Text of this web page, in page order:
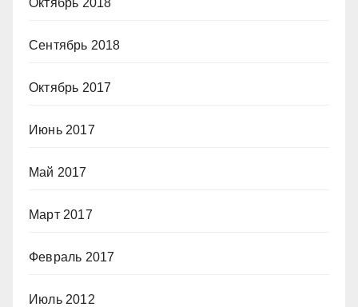
Сентябрь 2018
Октябрь 2017
Июнь 2017
Май 2017
Март 2017
Февраль 2017
Июль 2012